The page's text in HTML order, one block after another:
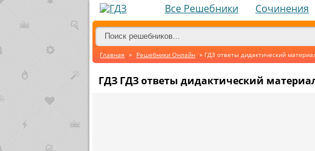
Все Решебники Сочинения
Главная » Решебники Онлайн » ГДЗ ответы дидактический
ГДЗ ГДЗ ответы дидактический